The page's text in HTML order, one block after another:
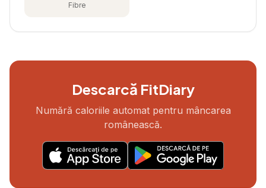
Fibre
Descarcă FitDiary
Numără caloriile automat pentru mâncarea
românească.